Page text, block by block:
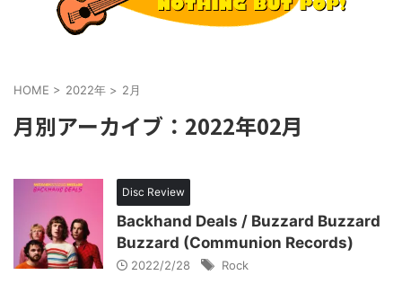
HOME > 2022年 > 2月
月別アーカイブ：2022年02月
Disc Review
Backhand Deals / Buzzard Buzzard
Buzzard (Communion Records)
2022/2/28 Rock